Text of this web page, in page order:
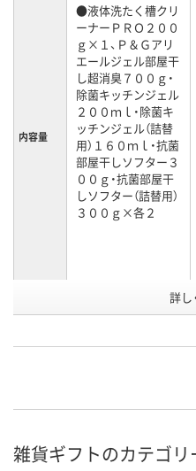
内容量
●液体洗たく槽クリ
ーナーＰＲＯ２００
ｇ×１、Ｐ＆Ｇアリ
エールジェル部屋干
し超消臭７００ｇ・
除菌キッチンジェル
２００ｍｌ・除菌キ
ッチンジェル（詰替
用）１６０ｍｌ・抗菌
部屋干しソフター３
００ｇ・抗菌部屋干
しソフター（詰替用）
３００ｇ×各２
カゴへ
詳し
雑貨ギフトのカテゴリ